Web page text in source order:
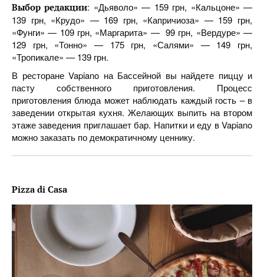
Выбор редакции: «Дьяволо» — 159 грн, «Кальцоне» —
139 грн, «Крудо» — 169 грн, «Капричиоза» — 159 грн,
«Фунги» — 109 грн, «Маргарита» — 99 грн, «Вердуре» —
129 грн, «Тонно» — 175 грн, «Салями» — 149 грн,
«Тропикале» — 139 грн.
В ресторане Vapiano на Бассейной вы найдете пиццу и
пасту собственного приготовления. Процесс
приготовления блюда может наблюдать каждый гость – в
заведении открытая кухня. Желающих выпить на втором
этаже заведения приглашает бар. Напитки и еду в Vapiano
можно заказать по демократичному ценнику.
Pizza di Casa